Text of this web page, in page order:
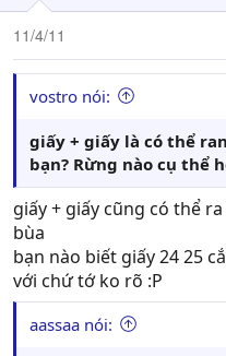
11/4/11
vostro nói:
giấy + giấy là có thể
bạn? Rừng nào cụ thể
giấy + giấy cũng có thể
bùa
bạn nào biết giấy 24 25
với chứ tớ ko rõ :P
aassaa nói: